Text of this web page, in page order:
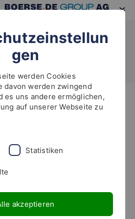
Highlights
Euro aus!
hat sich das Ziel gesetzt,
Trendgewinne zu
Trends gibt es
die ein passives Einkommen
gen
werden Cookies
davon werden zwingend
es uns andere ermöglichen,
auf unserer Webseite zu
Statistiken
akzeptieren